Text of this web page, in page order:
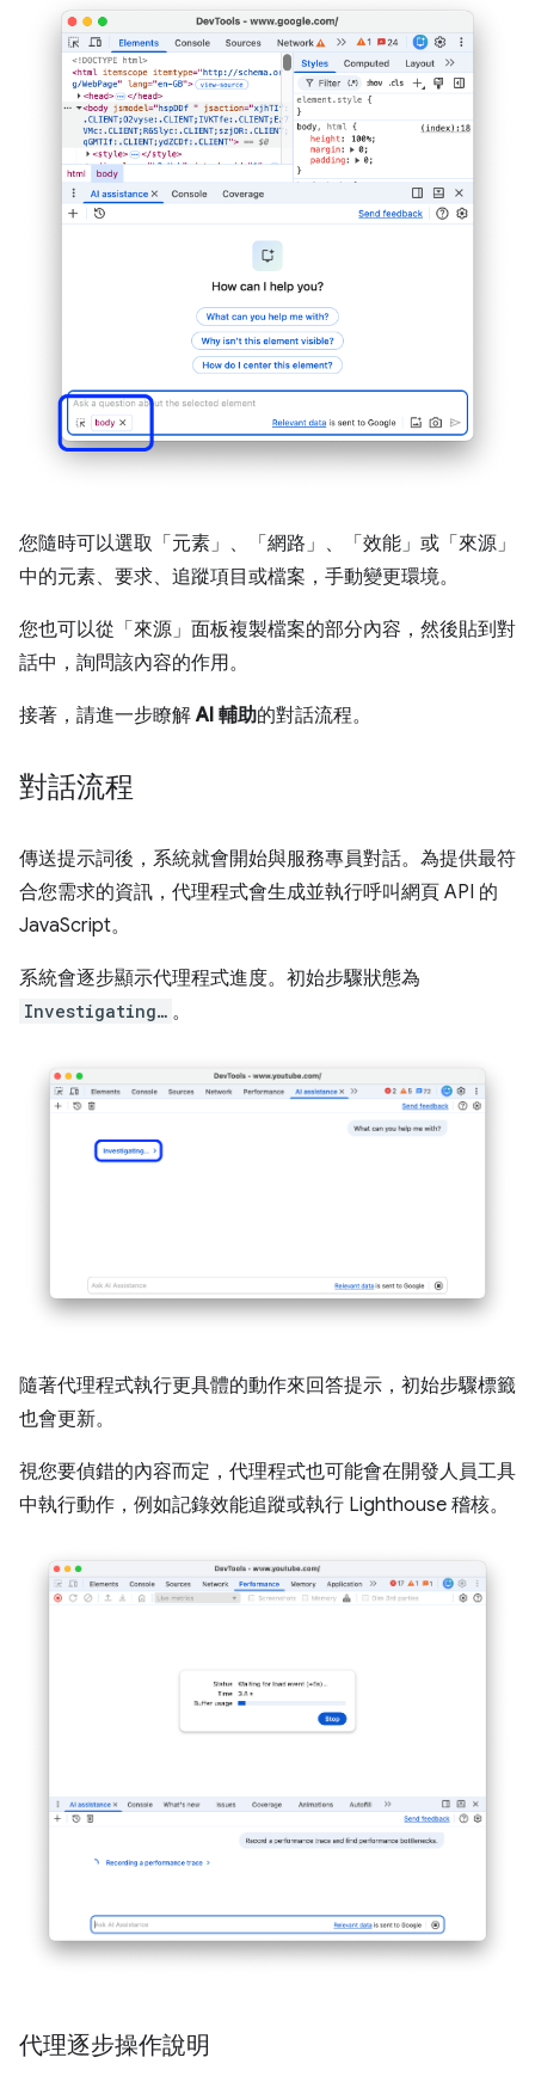
您隨時可以選取「元素」 、「網路」 、「效能」 或「來源」
中的元素、要求、追蹤項目或檔案，手動變更環境。
您也可以從「來源」 面板複製檔案的部分內容，然後貼到對
話中，詢問該內容的作用。
接著，請進一步瞭解AI 輔助的對話流程。
對話流程
傳送提示詞後，系統就會開始與服務專員對話。為提供最符
合您需求的資訊，代理程式會生成並執行呼叫網頁 API 的
JavaScript。
系統會逐步顯示代理程式進度。初始步驟狀態為
Investigating… 。
隨著代理程式執行更具體的動作來回答提示，初始步驟標籤
也會更新。
視您要偵錯的內容而定，代理程式也可能會在開發人員工具
中執行動作，例如記錄效能追蹤或執行 Lighthouse 稽核。
代理逐步操作說明